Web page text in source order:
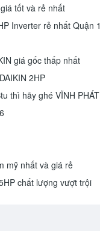
tốt và rẻ nhất
Inverter rẻ nhất Quận 1
giá gốc thấp nhất
2HP
thì hãy ghé VĨNH PHÁT
mỹ nhất và giá rẻ
chất lượng vượt trội